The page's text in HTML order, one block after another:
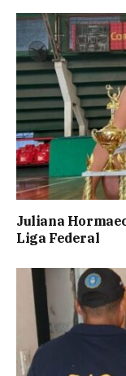
Juliana
Liga Federal